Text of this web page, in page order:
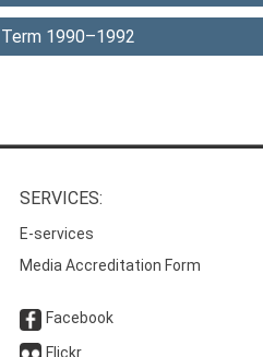
Term 1990–1992
SERVICES:
E-services
Media Accreditation Form
Facebook
Flickr